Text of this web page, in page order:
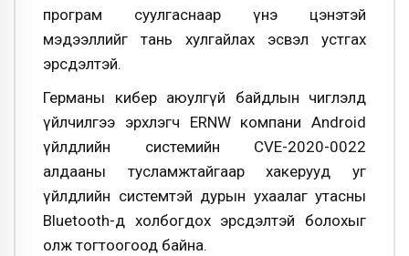
програм суулгаснаар үнэ цэнэтэй
мэдээллийг тань хулгайлах эсвэл устгах
эрсдэлтэй.
Германы кибер аюулгүй байдлын чиглэлд
үйлчилгээ эрхлэгч ERNW компани Android
үйлдлийн системийн CVE-2020-0022
алдааны тусламжтайгаар хакерууд уг
үйлдлийн системтэй дурын ухаалаг утасны
Bluetooth-д холбогдох эрсдэлтэй болохыг
олж тогтоогоод байна.